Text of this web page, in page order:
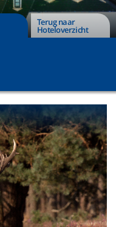
Terug naar
Hoteloverzicht